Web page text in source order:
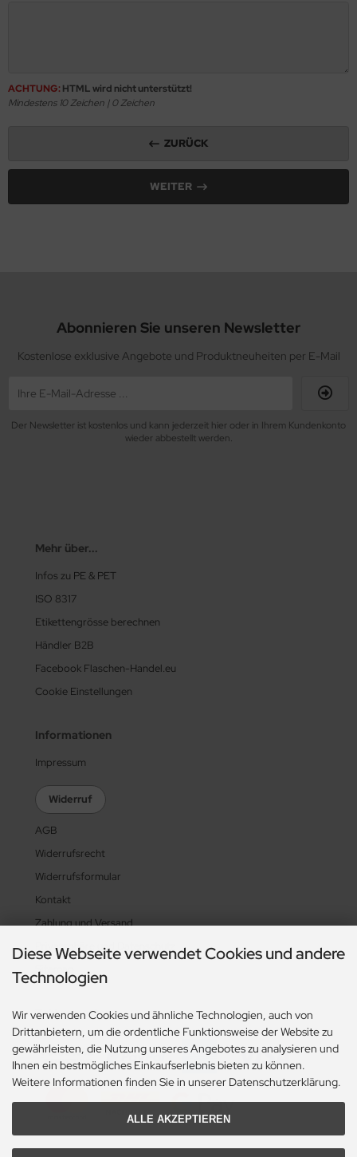
ACHTUNG: HTML wird nicht unterstützt!
Mindestens 10 Zeichen |0Zeichen
ZURÜCK
WEITER
Abonnieren Sie unseren Newsletter
Kostenlose exklusive Angebote und Produktneuheiten per E-Mail
Der Newsletter ist kostenlos und kann jederzeit hier oder in Ihrem Kundenkonto
wieder abbestellt werden.
Mehr über...
Infos zu PE & PET
ISO 8317
Etikettengrösse berechnen
Händler B2B
Facebook Flaschen-Handel.eu
Cookie Einstellungen
Informationen
Impressum
Widerruf
AGB
Widerrufsrecht
Widerrufsformular
Kontakt
Zahlung und Versand
Privatsphäre und Datenschutz
Sitemap
Zahlungsarten
Diese Webseite verwendet Cookies und andere
Technologien
Wir verwenden Cookies und ähnliche Technologien, auch von
Drittanbietern, um die ordentliche Funktionsweise der Website zu
gewährleisten, die Nutzung unseres Angebotes zu analysieren und
Ihnen ein bestmögliches Einkaufserlebnis bieten zu können.
Weitere Informationen finden Sie in unserer Datenschutzerklärung.
ALLE AKZEPTIEREN